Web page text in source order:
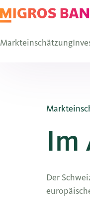
Markteinschätzung
Im
Der